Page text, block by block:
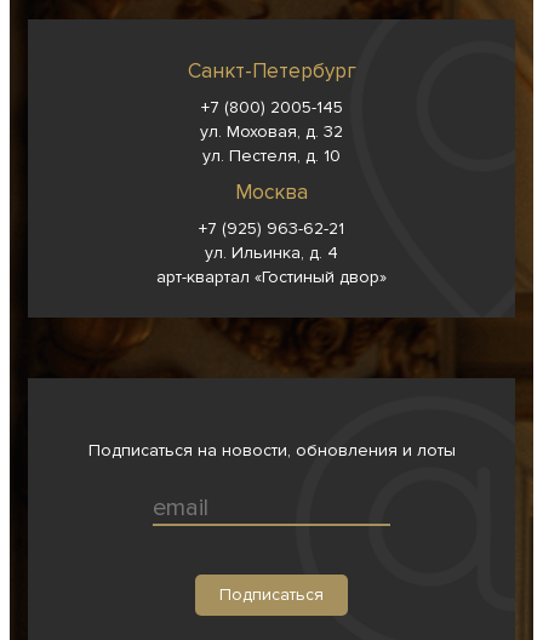
Санкт-Петербург
+7 (800) 2005-145
ул. Моховая, д. 32
ул. Пестеля, д. 10
Москва
+7 (925) 963-62-21
ул. Ильинка, д. 4
арт-квартал «Гостиный двор»
Подписаться на новости, обновления и лоты